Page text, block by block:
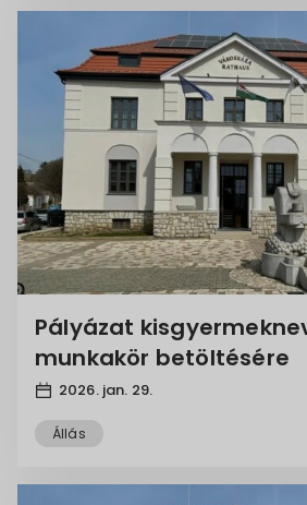
Pályázat
munkakör betöltésére
2026. jan. 29.
Állás